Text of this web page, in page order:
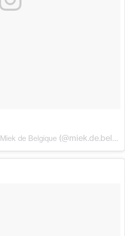
Miek de Belgique (@miek.de.belgique) op